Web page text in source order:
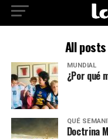
All
MUNDIAL
¿Por qué
QUÉ
Doctrina